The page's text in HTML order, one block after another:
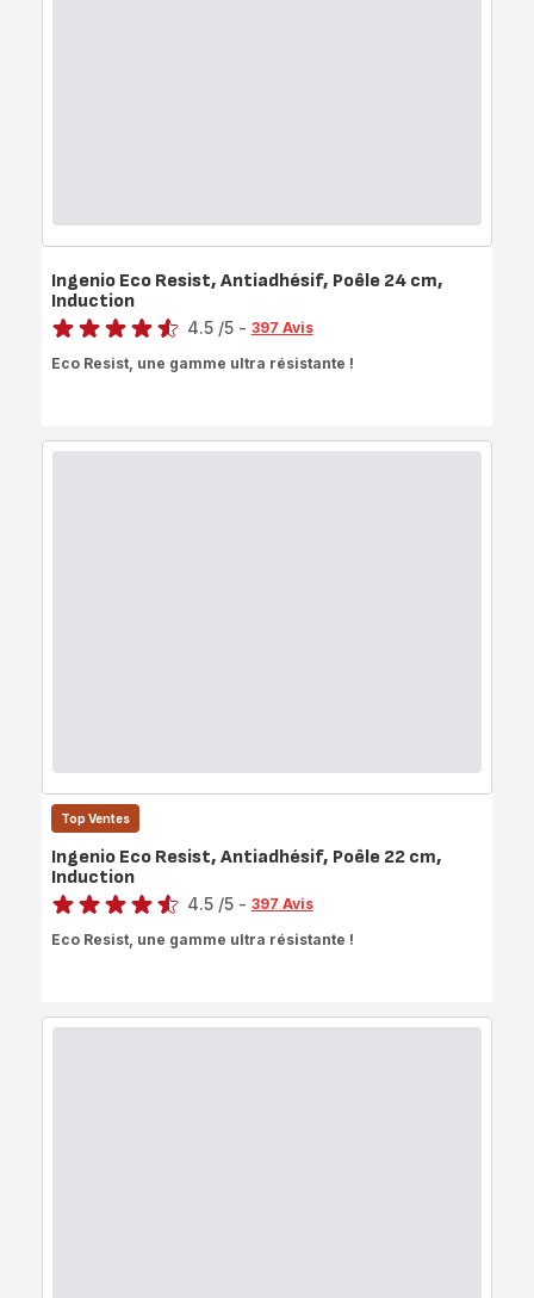
Ingenio Eco Resist, Antiadhésif, Poêle 24 cm,
Induction
Note
4.5 /5 - 397 Avis
Eco Resist, une gamme ultra résistante !
Top Ventes
Ingenio Eco Resist, Antiadhésif, Poêle 22 cm,
Induction
Note
4.5 /5 - 397 Avis
Eco Resist, une gamme ultra résistante !